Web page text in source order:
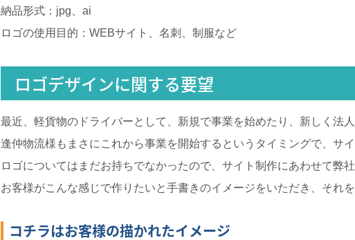
納品形式：jpg、ai
ロゴの使用目的：WEBサイト、名刺、制服など
ロゴデザインに関する要望
最近、軽貨物のドライバーとして、新規で事業を始めたり、新しく法
逢仲物流様もまさにこれから事業を開始するというタイミングで、サ
ロゴについてはまだお持ちでなかったので、サイト制作にあわせて弊
お客様がこんな感じで作りたいと手書きのイメージをいただき、それ
コチラはお客様の描かれたイメージ